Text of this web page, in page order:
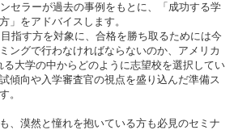
セラーが過去の事例をもとに、「成功する学
」をアドバイスします。
指す方を対象に、合格を勝ち取るためには今
ングで行わなければならないのか、アメリカ
大学の中からどのように志望校を選択してい
傾向や入学審査官の視点を盛り込んだ準備ス
。
、漠然と憧れを抱いている方も必見のセミナ